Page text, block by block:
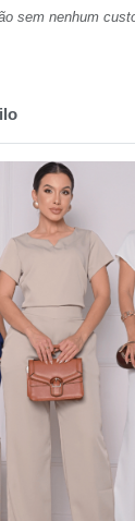
sem nenhum